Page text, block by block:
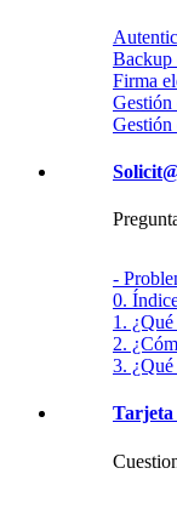
Backup
Firma
Gestión
Gestión
-
0.
1.
2.
3.